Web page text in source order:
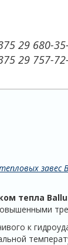
29 680-
29 757-
завес
тепла
к